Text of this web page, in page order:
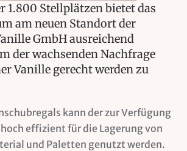
1.800 Stellplätzen bietet das
am neuen Standort der
GmbH ausreichend
der wachsenden Nachfrage
Vanille gerecht werden zu
kann der zur Verfügung
effizient für die Lagerung von
und Paletten genutzt werden.